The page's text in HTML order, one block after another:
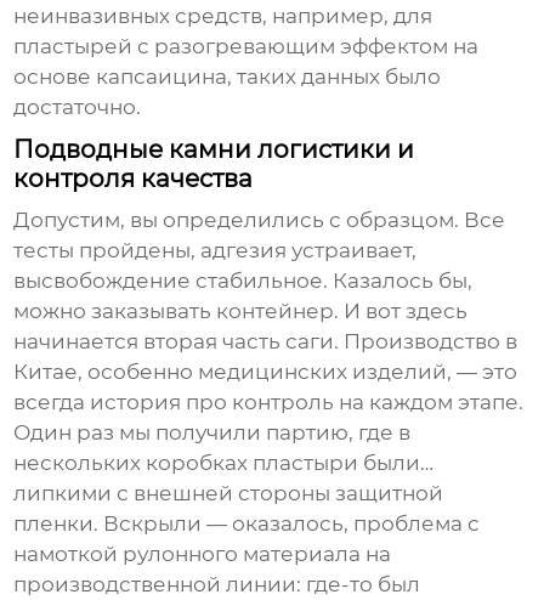
неинвазивных средств, например, для
пластырей с разогревающим эффектом на
основе капсаицина, таких данных было
достаточно.
Подводные камни логистики и
контроля качества
Допустим, вы определились с образцом. Все
тесты пройдены, адгезия устраивает,
высвобождение стабильное. Казалось бы,
можно заказывать контейнер. И вот здесь
начинается вторая часть саги. Производство в
Китае, особенно медицинских изделий, — это
всегда история про контроль на каждом этапе.
Один раз мы получили партию, где в
нескольких коробках пластыри были…
липкими с внешней стороны защитной
пленки. Вскрыли — оказалось, проблема с
намоткой рулонного материала на
производственной линии: где-то был